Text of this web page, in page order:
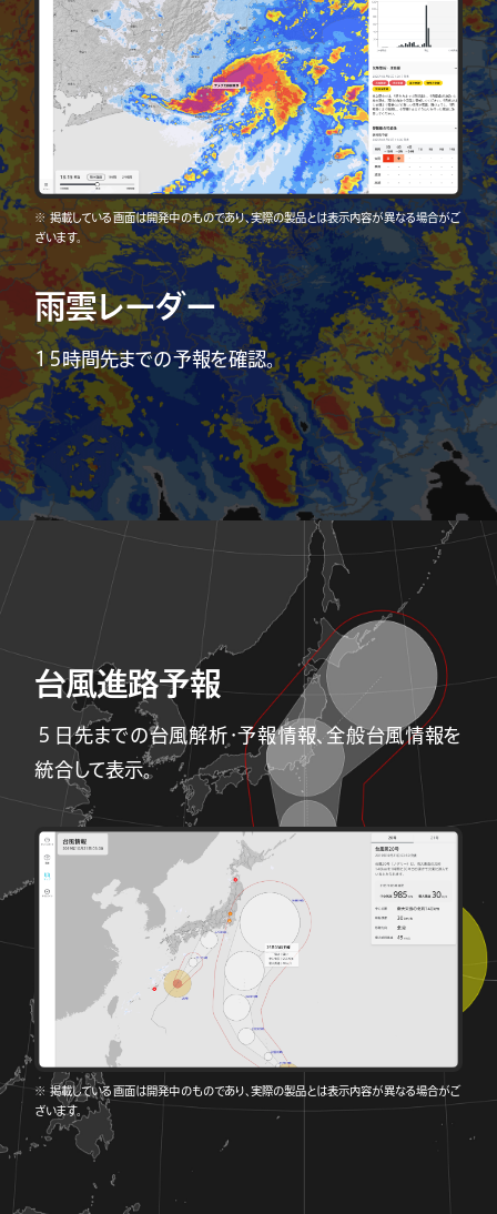
※ 掲載している画面は開発中のものであり、実際の製品とは表示内容が異なる場合がご
ざいます。
雨雲レーダー
15時間先までの予報を確認。
台風進路予報
５日先までの台風解析・予報情報、全般台風情報を
統合して表示。
※ 掲載している画面は開発中のものであり、実際の製品とは表示内容が異なる場合がご
ざいます。